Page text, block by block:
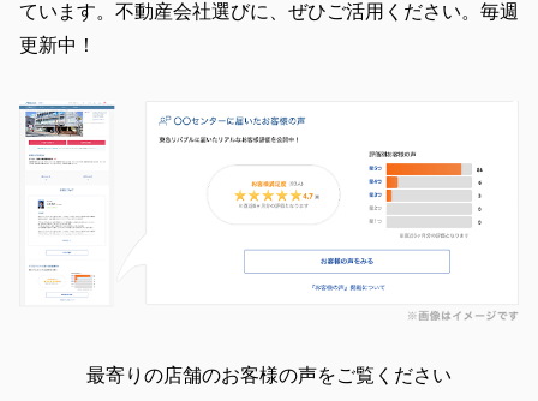
ています。不動産会社選びに、ぜひご活用ください。毎週
更新中！
最寄りの店舗のお客様の声をご覧ください